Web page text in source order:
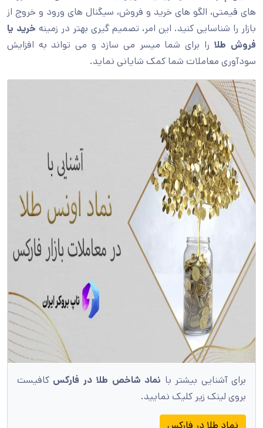
های قیمتی، الگو های خرید و فروش، سیگنال های ورود و خروج از
بازار را شناسایی کنید. این امر، تصمیم گیری بهتر در زمینه خرید یا
فروش طلا را برای شما میسر می سازد و می تواند به افزایش
سودآوری معاملات شما کمک شایانی نماید.
برای آشنایی بیشتر با نماد شاخص طلا در فارکس کافیست
بروی لینک زیر کلیک نمایید.